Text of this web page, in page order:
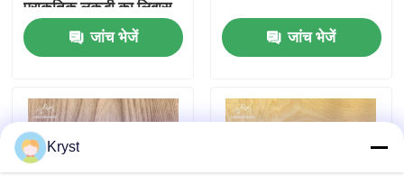
गुणवत्ता नियंत्रण
हमसे संपर्क करें
समाचार
प्राकृतिक लकड़ी का लिबास
शीट
जांच भेजें जांच भेजें
Kryst